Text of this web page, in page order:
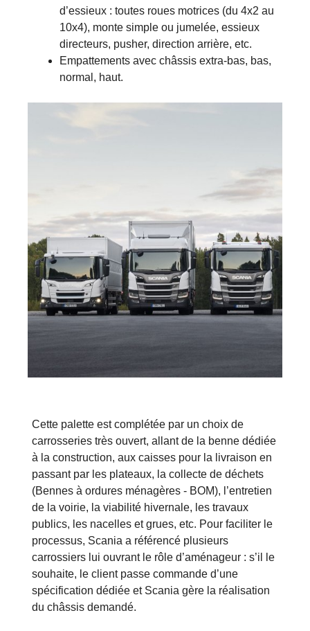
d’essieux : toutes roues motrices (du 4x2 au
10x4), monte simple ou jumelée, essieux
directeurs, pusher, direction arrière, etc.
Empattements avec châssis extra-bas, bas,
normal, haut.
Cette palette est complétée par un choix de
carrosseries très ouvert, allant de la benne dédiée
à la construction, aux caisses pour la livraison en
passant par les plateaux, la collecte de déchets
(Bennes à ordures ménagères - BOM), l’entretien
de la voirie, la viabilité hivernale, les travaux
publics, les nacelles et grues, etc. Pour faciliter le
processus, Scania a référencé plusieurs
carrossiers lui ouvrant le rôle d’aménageur : s’il le
souhaite, le client passe commande d’une
spécification dédiée et Scania gère la réalisation
du châssis demandé.